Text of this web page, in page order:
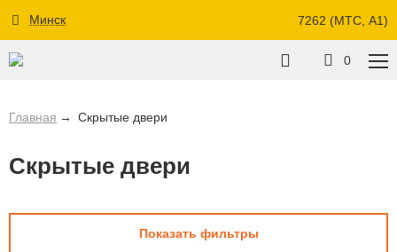
Минск 7262 (МТС, A1)
0
Главная Скрытые двери
Скрытые двери
Показать фильтры